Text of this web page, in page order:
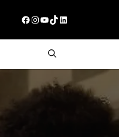
Facebook
Instagram
Youtube
TikTokLinkedIn